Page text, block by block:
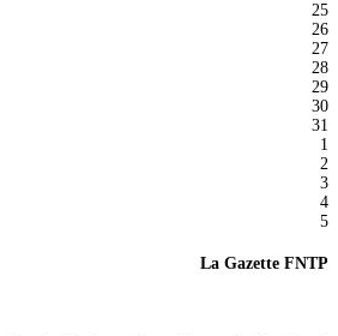
25
26
27
28
29
30
31
1
2
3
4
5
La Gazette FNTP